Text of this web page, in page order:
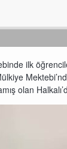
ilk
olan